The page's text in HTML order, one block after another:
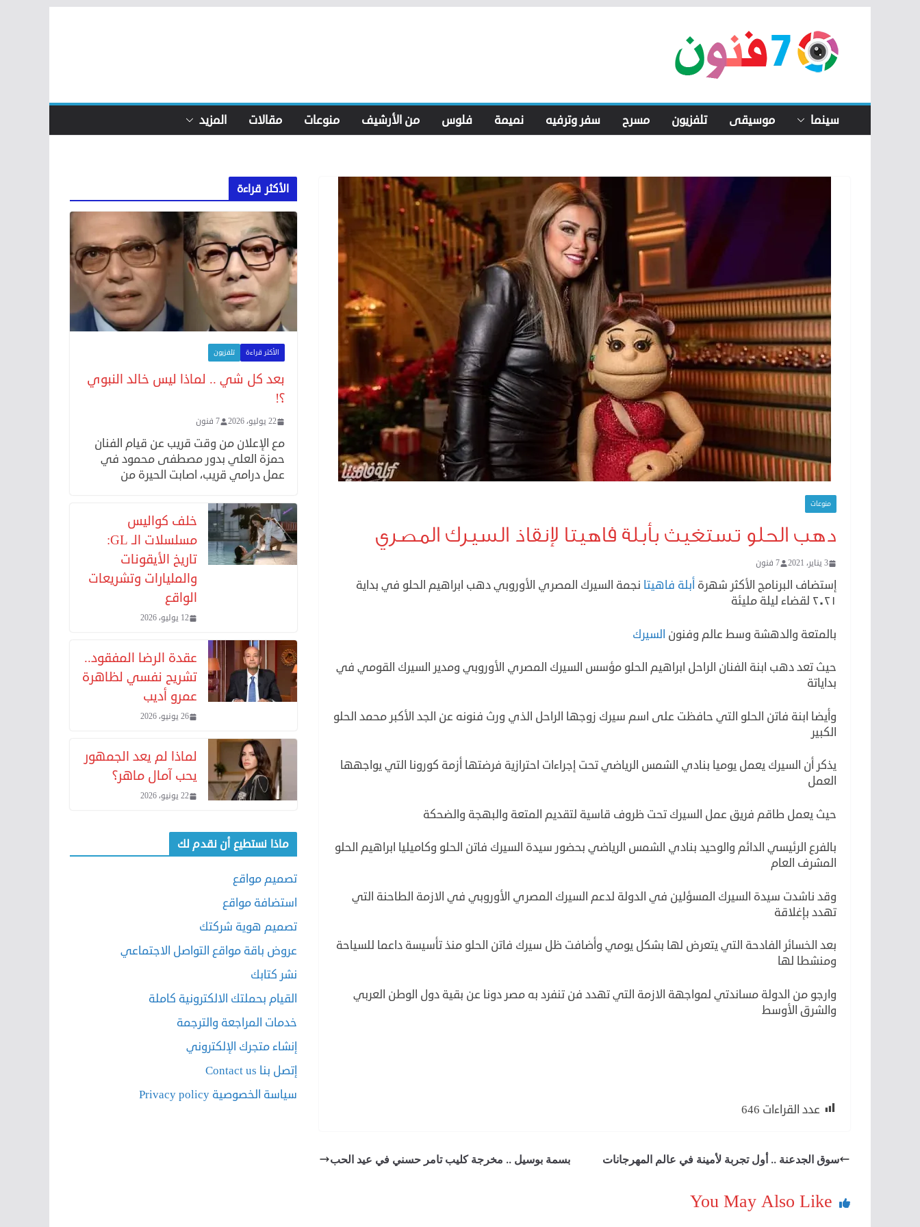
content
سينما موسيقى تلفزيون مسرح سفر وترفيه نميمة فلوس من الأرشيف منوعات مقالات المزيد
منوعات
دهب الحلو تستغيث بأبلة فاهيتا لإنقاذ السيرك المصري
3 يناير، 2021 7 فنون
إستضاف البرنامج الأكثر شهرة أبلة فاهيتا نجمة السيرك المصري الأوروبي دهب ابراهيم الحلو في بداية
٢٠٢١ لقضاء ليلة مليئة
بالمتعة والدهشة وسط عالم وفنون السيرك
حيث تعد دهب ابنة الفنان الراحل ابراهيم الحلو مؤسس السيرك المصري الأوروبي ومدير السيرك القومي في
بداياتة
وأيضا ابنة فاتن الحلو التي حافظت على اسم سيرك زوجها الراحل الذي ورث فنونه عن الجد الأكبر محمد الحلو
الكبير
يذكر أن السيرك يعمل يوميا بنادي الشمس الرياضي تحت إجراءات احترازية فرضتها أزمة كورونا التي يواجهها
العمل
حيث يعمل طاقم فريق عمل السيرك تحت ظروف قاسية لتقديم المتعة والبهجة والضحكة
بالفرع الرئيسي الدائم والوحيد بنادي الشمس الرياضي بحضور سيدة السيرك فاتن الحلو وكاميليا ابراهيم الحلو
المشرف العام
وقد ناشدت سيدة السيرك المسؤلين في الدولة لدعم السيرك المصري الأوروبي في الازمة الطاحنة التي
تهدد بإغلاقة
بعد الخسائر الفادحة التي يتعرض لها بشكل يومي وأضافت ظل سيرك فاتن الحلو منذ تأسيسة داعما للسياحة
ومنشطا لها
وارجو من الدولة مساندتي لمواجهة الازمة التي تهدد فن تنفرد به مصر دونا عن بقية دول الوطن العربي
والشرق الأوسط
عدد القراءات 646
سوق الجدعنة .. أول تجربة لأمينة في عالم المهرجانات بسمة بوسيل .. مخرجة كليب تامر حسني في عيد الحب
You May Also Like
الأكثر قراءة
الأكثر قراءة تلفزيون
بعد كل شي .. لماذا ليس خالد النبوي
؟!
22 يوليو، 2026 7 فنون
مع الإعلان من وقت قريب عن قيام الفنان
حمزة العلي بدور مصطفى محمود في
عمل درامي قريب، اصابت الحيرة من
خلف كواليس
مسلسلات الـ GL:
تاريخ الأيقونات
والمليارات وتشريعات
الواقع
12 يوليو، 2026
عقدة الرضا المفقود..
تشريح نفسي لظاهرة
عمرو أديب
26 يونيو، 2026
لماذا لم يعد الجمهور
يحب آمال ماهر؟
22 يونيو، 2026
ماذا نستطيع أن نقدم لك
تصميم مواقع
استضافة مواقع
تصميم هوية شركتك
عروض باقة مواقع التواصل الاجتماعي
نشر كتابك
القيام بحملتك الالكترونية كاملة
خدمات المراجعة والترجمة
إنشاء متجرك الإلكتروني
إتصل بنا Contact us
سياسة الخصوصية Privacy policy